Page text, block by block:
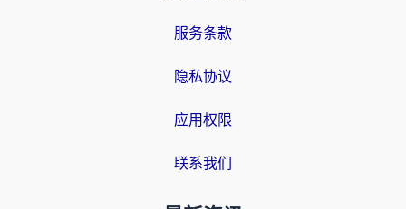
服务条款
隐私协议
应用权限
联系我们